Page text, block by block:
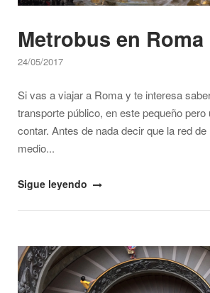
Metrobus en Roma
24/05/2017
Si vas a viajar a Roma y te interesa
transporte público, en este pequeño
contar. Antes de nada decir que la red
medio...
"Metrobus
Sigue leyendo
Open post